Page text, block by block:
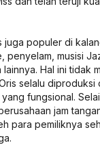
juga populer di
penyelam, musisi
Hal ini tidak
selalu
fungsional.
jam
para pemiliknya